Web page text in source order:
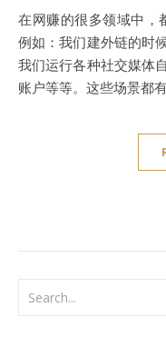
在网赚的很多领域中，都要用到HTTP/HTTPS代理服务器，
例如：我们建外链的时
我们运行各种社交媒体
账户等等。这些场景都